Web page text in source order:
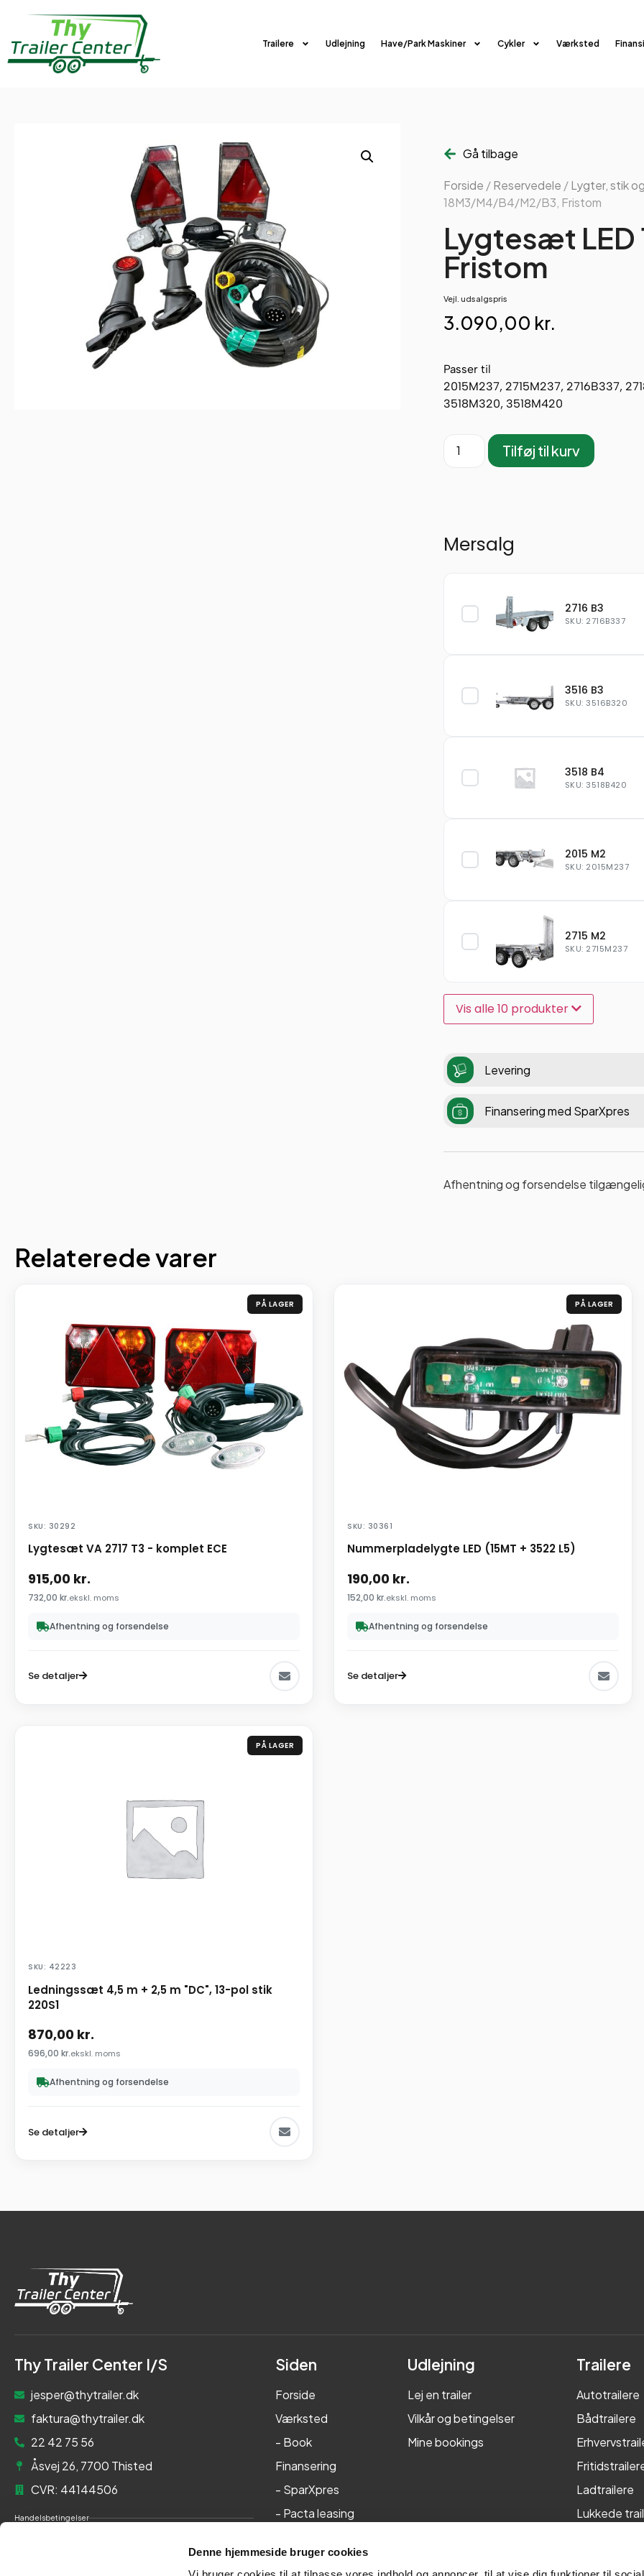
Denne hjemmeside bruger cookies
Trailere Udlejning Have/Park Maskiner Cykler Værksted
Gå tilbage
Forside /Reservedele /Lygter, stik
18M3/M4/B4/M2/B3, Fristom
Lygtesæt
Fristom
Vejl. udsalgspris
3.090,00 kr.
Passer til
2015M237, 2715M237, 2716B337,
3518M320, 3518M420
Tilføj til kurv
Mersalg
2716 B3
SKU: 2716B337
3516 B3
SKU: 3516B320
3518 B4
SKU: 3518B420
2015 M2
SKU: 2015M237
2715 M2
SKU: 2715M237
Vis alle 10 produkter
Levering
Finansering med SparXpres
Afhentning og forsendelse
Relaterede varer
PÅ LAGER
SKU: 30292
Lygtesæt VA 2717 T3 - komplet ECE
915,00 kr.
732,00 kr.ekskl. moms
Afhentning og forsendelse
Se detaljer
PÅ LAGER
SKU: 30361
Nummerpladelygte LED (15MT + 3522 L5)
190,00 kr.
152,00 kr.ekskl. moms
Afhentning og forsendelse
Se detaljer
PÅ LAGER
SKU: 42223
Ledningssæt 4,5 m + 2,5 m "DC", 13-pol stik
220S1
870,00 kr.
696,00 kr.ekskl. moms
Afhentning og forsendelse
Se detaljer
Thy Trailer Center I/S
jesper@thytrailer.dk
faktura@thytrailer.dk
22 42 75 56
Åsvej 26, 7700 Thisted
CVR: 44144506
Handelsbetingelser
Siden
Forside
Værksted
- Book
Finansering
- SparXpres
- Pacta leasing
Kontakt
Udlejning
Lej en trailer
Vilkår og betingelser
Mine bookings
Trailere
Autotrailere
Bådtrailere
Ladtrailere
Lukkede